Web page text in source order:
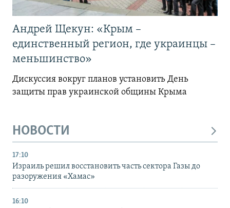
Андрей Щекун: «Крым –
единственный регион, где украинцы –
меньшинство»
Дискуссия вокруг планов установить День
защиты прав украинской общины Крыма
НОВОСТИ
17:10
Израиль решил восстановить часть сектора Газы до
разоружения «Хамас»
16:10